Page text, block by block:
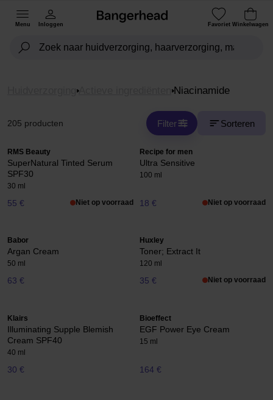
Menu Inloggen Favoriet Winkelwagen
Actieve ingrediënten Niacinamide
205 producten Filter Sorteren
RMS Beauty
SuperNatural Tinted Serum
SPF30
30 ml
55 € Niet op voorraad
Recipe for men
Ultra Sensitive
100 ml
18 € Niet op voorraad
Babor
Argan Cream
50 ml
63 €
Huxley
Toner; Extract It
120 ml
35 € Niet op voorraad
Klairs
Illuminating Supple Blemish
Cream SPF40
40 ml
30 €
Bioeffect
EGF Power Eye Cream
15 ml
164 €